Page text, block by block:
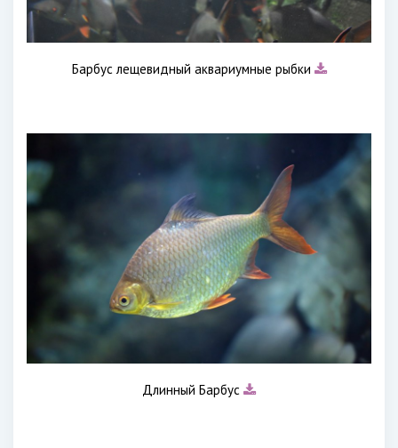
Барбус лещевидный аквариумные рыбки
Длинный Барбус